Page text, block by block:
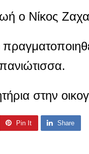
ο Νίκος
στην
Pin It Share